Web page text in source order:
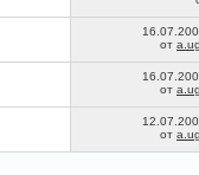
от
от
от